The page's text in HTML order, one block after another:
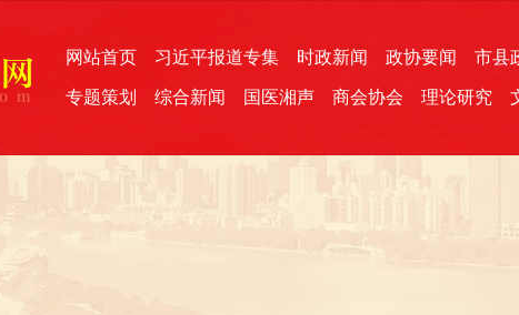
网站首页 习近平报道专集 时政新闻 政协要闻 市县
专题策划 综合新闻 国医湘声 商会协会 理论研究